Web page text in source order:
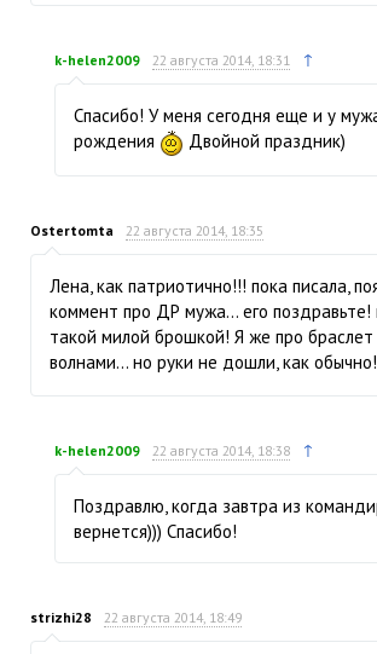
k-helen2009 22 августа 2014, 18:31 ↑
Спасибо! У меня сегодня еще и у
рождения
Двойной праздник)
Ostertomta 22 августа 2014, 18:35
Лена, как патриотично!!! пока писала,
коммент про ДР мужа… его поздравьте!
такой милой брошкой! Я же про
волнами… но руки не дошли, как обычно!
k-helen2009 22 августа 2014, 18:38 ↑
Поздравлю, когда завтра из
вернется))) Спасибо!
strizhi28 22 августа 2014, 18:49